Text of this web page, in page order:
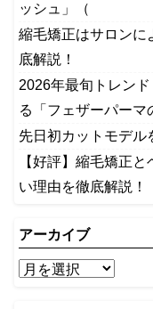
ッシュ」（
縮毛矯正はサロンに
底解説！
2026年最旬トレン
る「フェザーパーマ
先日初カットモデル
【好評】縮毛矯正
い理由を徹底解説！
アーカイブ